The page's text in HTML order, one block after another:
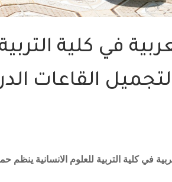
في كلية
القاعات
في كلية التربية للعلوم الانسانية ينظم